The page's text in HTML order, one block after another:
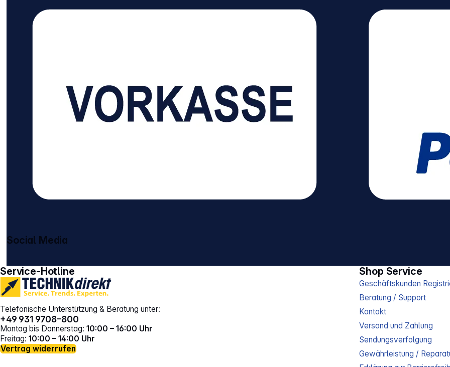
Service-Hotline
Telefonische Unterstützung & Beratung unter:
+49 931 9708–800
Montag bis Donnerstag: 10:00 – 16:00 Uhr
Freitag: 10:00 – 14:00 Uhr
Vertrag widerrufen
Shop Service
Geschäftskunden
Beratung / Support
Kontakt
Versand und Zahlung
Sendungsverfolgung
Gewährleistung /
Social Media